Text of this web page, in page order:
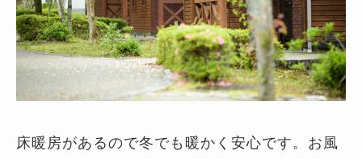
床暖房があるので冬でも暖かく安心です。お風